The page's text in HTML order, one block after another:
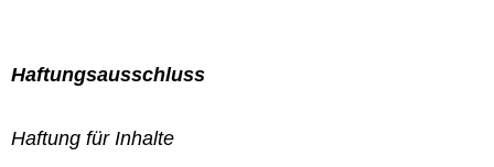
Haftungsausschluss
Haftung für Inhalte